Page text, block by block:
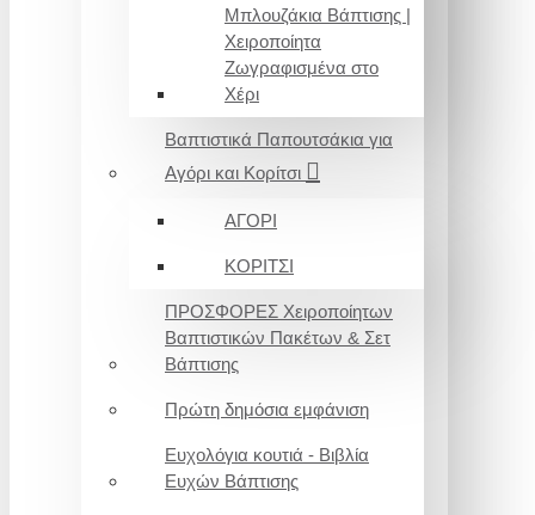
Μπλουζάκια Βάπτισης |
Χειροποίητα
Ζωγραφισμένα στο
Χέρι
Βαπτιστικά Παπουτσάκια για
Αγόρι και Κορίτσι
ΑΓΟΡΙ
ΚΟΡΙΤΣΙ
ΠΡΟΣΦΟΡΕΣ Χειροποίητων
Βαπτιστικών Πακέτων & Σετ
Βάπτισης
Πρώτη δημόσια εμφάνιση
Ευχολόγια κουτιά - Βιβλία
Ευχών Βάπτισης